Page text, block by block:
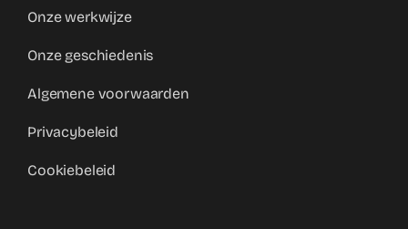
Onze werkwijze
Onze geschiedenis
Algemene voorwaarden
Privacybeleid
Cookiebeleid